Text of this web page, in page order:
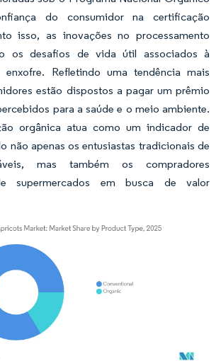
do consumidor na certificação
isso, as inovações no processamento
os desafios de vida útil associados à
enxofre. Refletindo uma tendência mais
estão dispostos a pagar um prêmio
para a saúde e o meio ambiente.
orgânica atua como um indicador de
não apenas os entusiastas tradicionais de
mas também os compradores
supermercados em busca de valor